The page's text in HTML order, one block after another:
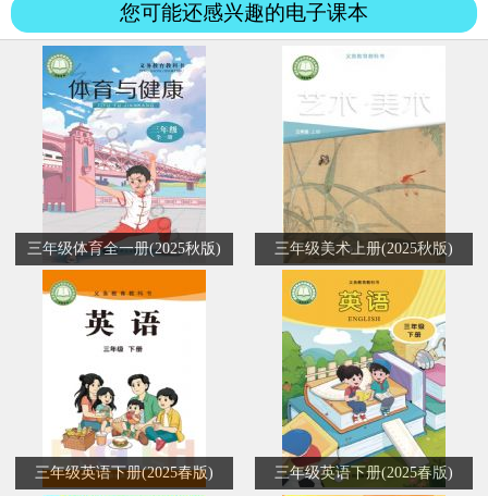
您可能还感兴趣的电子课本
三年级体育全一册(2025秋版) 三年级美术上册(2025秋版)
三年级英语下册(2025春版) 三年级英语下册(2025春版)